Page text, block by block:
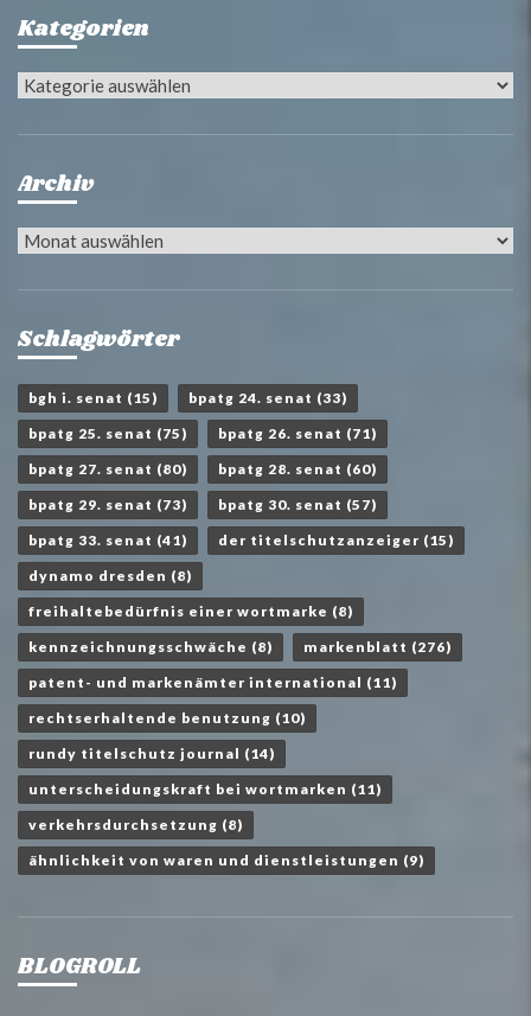
Kategorien
Kategorien
Archiv
Archiv
Schlagwörter
bgh i. senat (15) bpatg 24. senat (33)
bpatg 25. senat (75) bpatg 26. senat (71)
bpatg 27. senat (80) bpatg 28. senat (60)
bpatg 29. senat (73) bpatg 30. senat (57)
bpatg 33. senat (41) der titelschutzanzeiger (15)
dynamo dresden (8)
freihaltebedürfnis einer wortmarke (8)
kennzeichnungsschwäche (8) markenblatt (276)
patent- und markenämter international (11)
rechtserhaltende benutzung (10)
rundy titelschutz journal (14)
unterscheidungskraft bei wortmarken (11)
verkehrsdurchsetzung (8)
ähnlichkeit von waren und dienstleistungen (9)
BLOGROLL